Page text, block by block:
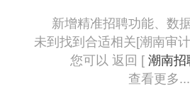
新增精准招聘功能、数
未到找到合适相关[潮南审
您可以 返回 [ 潮南招
查看更多...